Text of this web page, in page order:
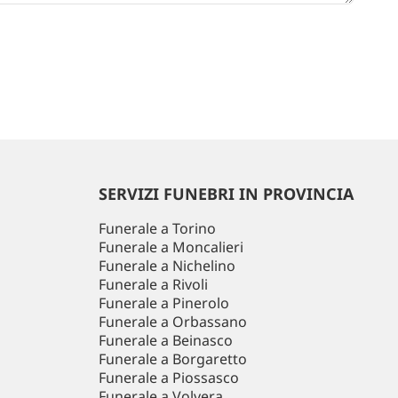
SERVIZI FUNEBRI IN PROVINCIA
Funerale a Torino
Funerale a Moncalieri
Funerale a Nichelino
Funerale a Rivoli
Funerale a Pinerolo
Funerale a Orbassano
Funerale a Beinasco
Funerale a Borgaretto
Funerale a Piossasco